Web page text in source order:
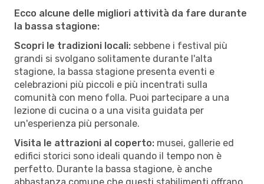
Ecco alcune delle migliori attività da fare durante
la bassa stagione:
Scopri le tradizioni locali: sebbene i festival più
grandi si svolgano solitamente durante l'alta
stagione, la bassa stagione presenta eventi e
celebrazioni più piccoli e più incentrati sulla
comunità con meno folla. Puoi partecipare a una
lezione di cucina o a una visita guidata per
un'esperienza più personale.
Visita le attrazioni al coperto: musei, gallerie ed
edifici storici sono ideali quando il tempo non è
perfetto. Durante la bassa stagione, è anche